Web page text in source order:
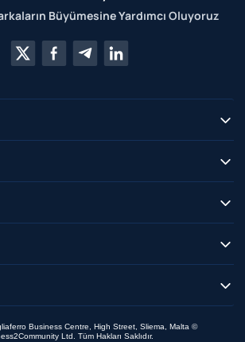
Büyümesine Yardımcı Oluyoruz
Business Centre, High Street, Sliema, Malta ©
Ltd. Tüm Hakları Saklıdır.